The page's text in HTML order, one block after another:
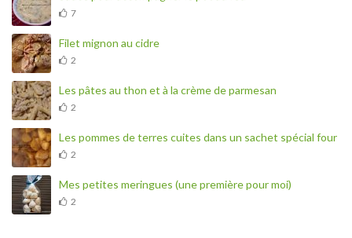
7
Filet mignon au cidre
2
Les pâtes au thon et à la crème de parmesan
2
Les pommes de terres cuites dans un sachet spécial four
2
Mes petites meringues (une première pour moi)
2